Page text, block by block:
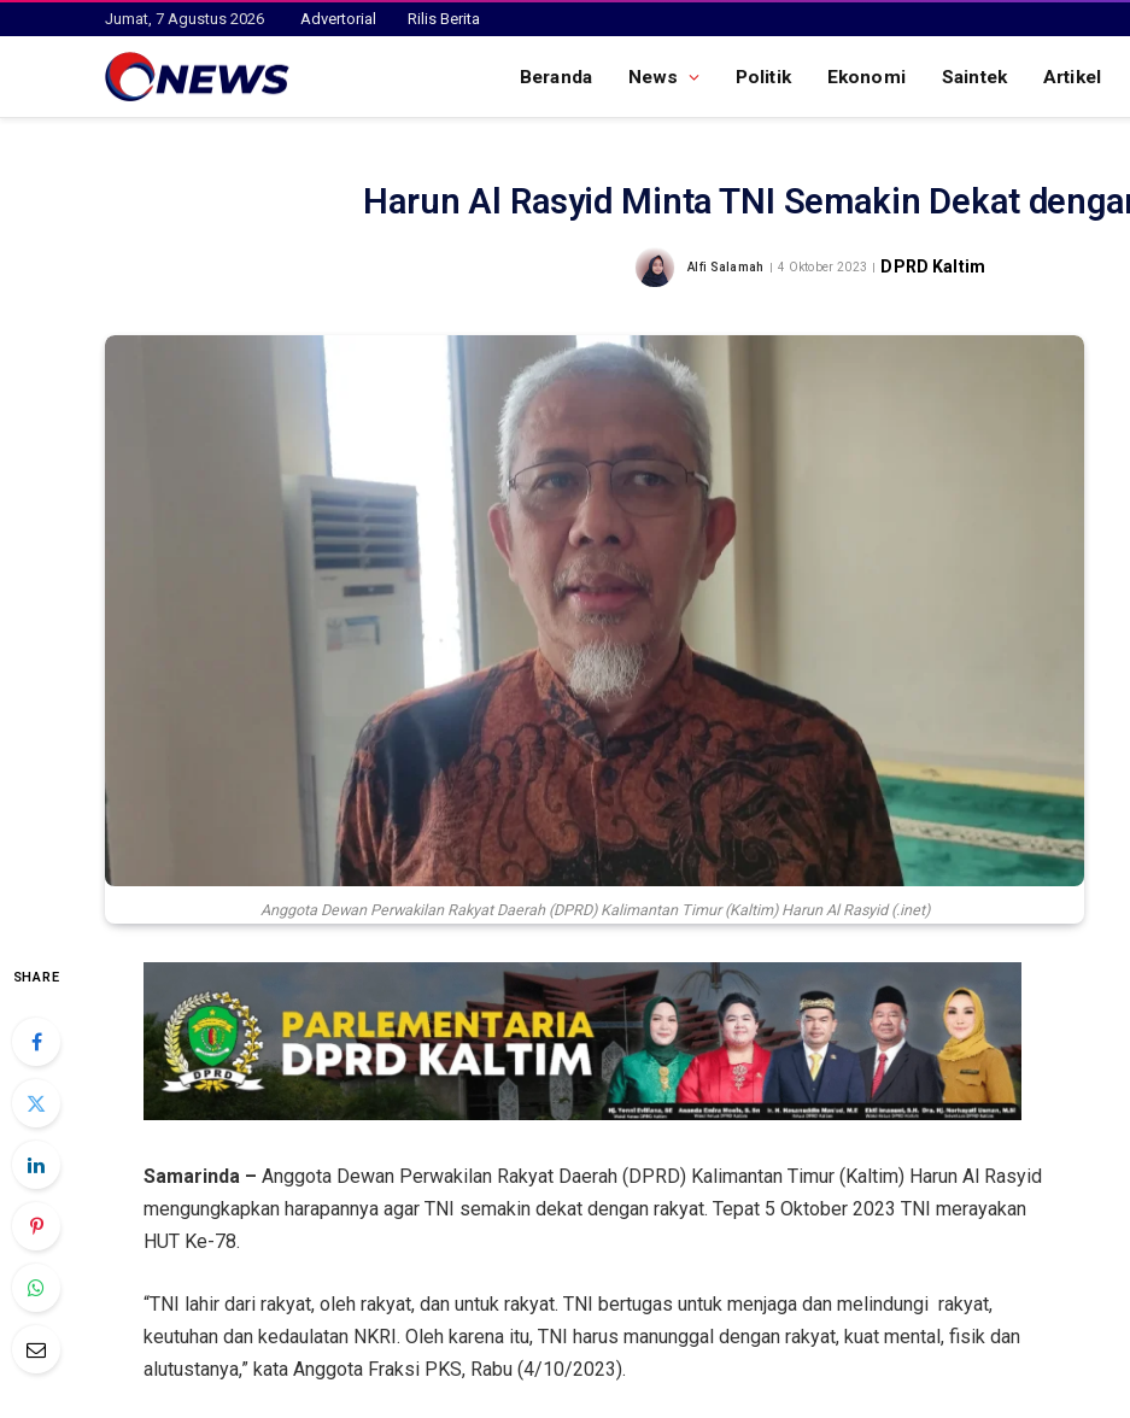
Jumat, 7 Agustus 2026 Advertorial Rilis Berita
Beranda News Politik Ekonomi Saintek Artikel
Harun Al Rasyid Minta TNI Semakin Dekat
Alfi Salamah 4 Oktober 2023 DPRD Kaltim
Anggota Dewan Perwakilan Rakyat Daerah (DPRD) Kalimantan Timur (Kaltim) Harun Al Rasyid (.inet)
SHARE
Samarinda – Anggota Dewan Perwakilan Rakyat Daerah (DPRD) Kalimantan Timur (Kaltim) Harun Al Rasyid
mengungkapkan harapannya agar TNI semakin dekat dengan rakyat. Tepat 5 Oktober 2023 TNI merayakan
HUT Ke-78.
“TNI lahir dari rakyat, oleh rakyat, dan untuk rakyat. TNI bertugas untuk menjaga dan melindungi rakyat,
keutuhan dan kedaulatan NKRI. Oleh karena itu, TNI harus manunggal dengan rakyat, kuat mental, fisik dan
alutustanya,” kata Anggota Fraksi PKS, Rabu (4/10/2023).